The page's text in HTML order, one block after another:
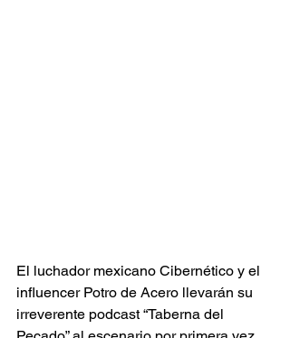
El luchador mexicano Cibernético y el
influencer Potro de Acero llevarán su
irreverente podcast “Taberna del